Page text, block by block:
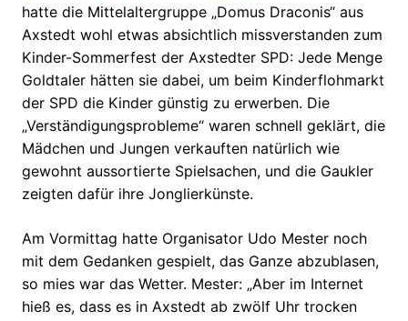
hatte die Mittelaltergruppe „Domus Draconis“ aus
Axstedt wohl etwas absichtlich missverstanden zum
Kinder-Sommerfest der Axstedter SPD: Jede Menge
Goldtaler hätten sie dabei, um beim Kinderflohmarkt
der SPD die Kinder günstig zu erwerben. Die
„Verständigungsprobleme“ waren schnell geklärt, die
Mädchen und Jungen verkauften natürlich wie
gewohnt aussortierte Spielsachen, und die Gaukler
zeigten dafür ihre Jonglierkünste.
Am Vormittag hatte Organisator Udo Mester noch
mit dem Gedanken gespielt, das Ganze abzublasen,
so mies war das Wetter. Mester: „Aber im Internet
hieß es, dass es in Axstedt ab zwölf Uhr trocken